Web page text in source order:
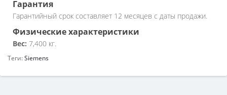
Гарантия
Гарантийный срок составляет 12 месяцев с даты продажи.
Физические характеристики
Вес: 7,400 кг.
Теги:Siemens